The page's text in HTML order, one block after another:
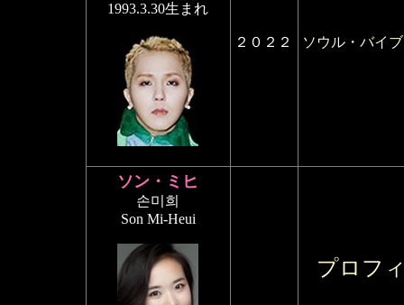
1993.3.30生まれ
２０２２ ソウル・バイ
ソン・ミヒ
손미희
Son Mi-Heui
プロフ